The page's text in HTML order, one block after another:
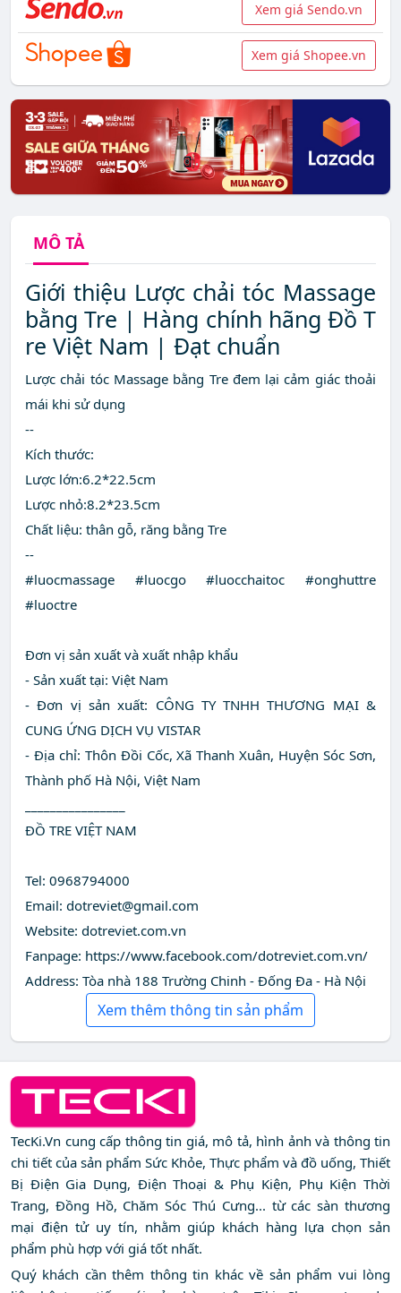
Xem giá Sendo.vn
Xem giá Shopee.vn
MÔ TẢ
Giới thiệu Lược chải tóc Massage
bằng Tre | Hàng chính hãng Đồ T
re Việt Nam | Đạt chuẩn
Lược chải tóc Massage bằng Tre đem lại cảm giác thoải
mái khi sử dụng
--
Kích thước:
Lược lớn:6.2*22.5cm
Lược nhỏ:8.2*23.5cm
Chất liệu: thân gỗ, răng bằng Tre
--
#luocmassage #luocgo #luocchaitoc #onghuttre
#luoctre
Đơn vị sản xuất và xuất nhập khẩu
- Sản xuất tại: Việt Nam
- Đơn vị sản xuất: CÔNG TY TNHH THƯƠNG MẠI &
CUNG ỨNG DỊCH VỤ VISTAR
- Địa chỉ: Thôn Đồi Cốc, Xã Thanh Xuân, Huyện Sóc Sơn,
Thành phố Hà Nội, Việt Nam
ĐỒ TRE VIỆT NAM
Tel: 0968794000
Email: dotreviet@gmail.com
Website: dotreviet.com.vn
Fanpage: https://www.facebook.com/dotreviet.com.vn/
Address: Tòa nhà 188 Trường Chinh - Đống Đa - Hà Nội
Xem thêm thông tin sản phẩm
TecKi.Vn cung cấp thông tin giá, mô tả, hình ảnh và thông tin
chi tiết của sản phẩm Sức Khỏe, Thực phẩm và đồ uống, Thiết
Bị Điện Gia Dụng, Điện Thoại & Phụ Kiện, Phụ Kiện Thời
Trang, Đồng Hồ, Chăm Sóc Thú Cưng... từ các sàn thương
mại điện tử uy tín, nhằm giúp khách hàng lựa chọn sản
phẩm phù hợp với giá tốt nhất.
Quý khách cần thêm thông tin khác về sản phẩm vui lòng